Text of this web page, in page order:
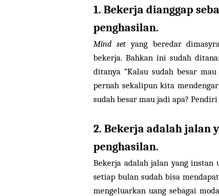
1. Bekerja dianggap
penghasilan.
Mind set yang beredar
bekerja. Bahkan ini sudah
ditanya “Kalau sudah besar
pernah sekalipun kita
sudah besar mau jadi apa?
2. Bekerja adalah jalan
penghasilan.
Bekerja adalah jalan yang instan
setiap bulan sudah bisa
mengeluarkan uang sebagai